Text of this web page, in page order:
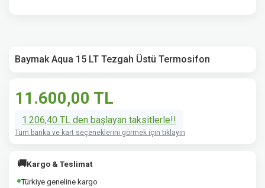
Baymak Aqua 15 LT Tezgah Üstü Termosifon
11.600,00 TL
1.206,40 TL den başlayan taksitlerle!!
Tüm banka ve kart seçeneklerini görmek için tıklayın
🚚Kargo & Teslimat
Türkiye geneline kargo